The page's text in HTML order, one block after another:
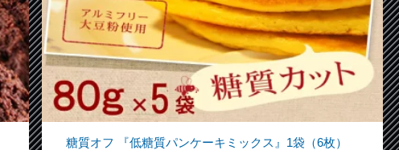
糖質オフ 『低糖質パンケーキミックス』1袋（6枚）